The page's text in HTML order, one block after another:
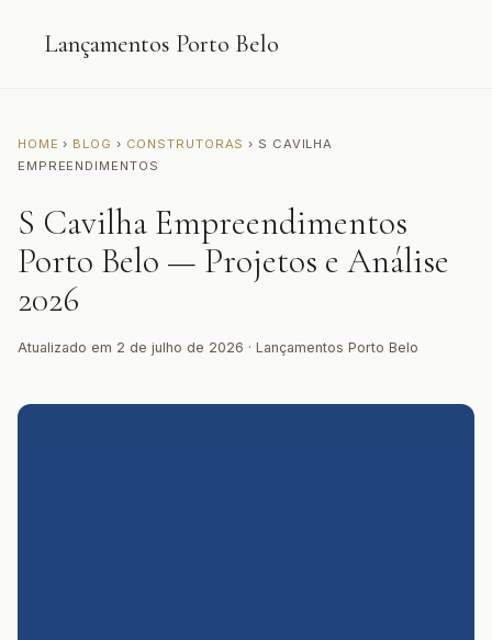
Lançamentos Porto Belo
HOME › BLOG › CONSTRUTORAS › S CAVILHA
EMPREENDIMENTOS
S Cavilha Empreendimentos
Porto Belo — Projetos e Análise
2026
Atualizado em 2 de julho de 2026 · Lançamentos Porto Belo